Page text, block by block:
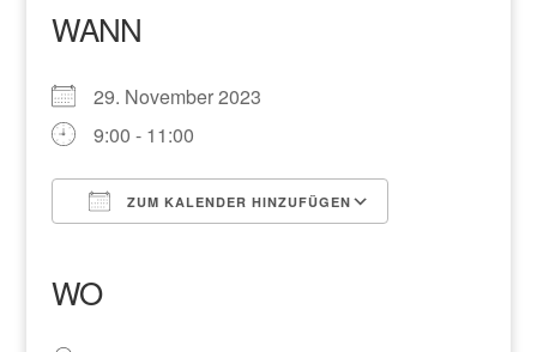
WANN
29. November 2023
9:00 - 11:00
ZUM KALENDER HINZUFÜGEN
WO